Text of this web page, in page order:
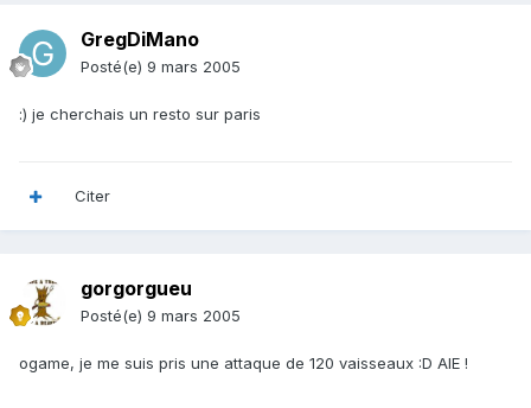
GregDiMano
Posté(e) 9 mars 2005
:) je cherchais un resto sur paris
Citer
gorgorgueu
Posté(e) 9 mars 2005
ogame, je me suis pris une attaque de 120 vaisseaux :D AIE !